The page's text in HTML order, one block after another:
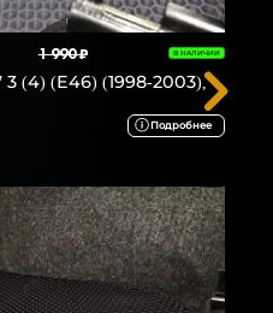
1 990 ₽ В НАЛИЧИИ
(4) (E46) (1998-2003),
Подробнее